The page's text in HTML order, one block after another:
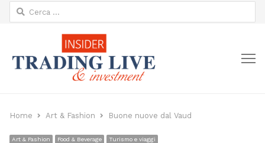
Ricerca
per:
Home Art & Fashion Buone nuove dal Vaud
Art & Fashion Food & Beverage Turismo e viaggi